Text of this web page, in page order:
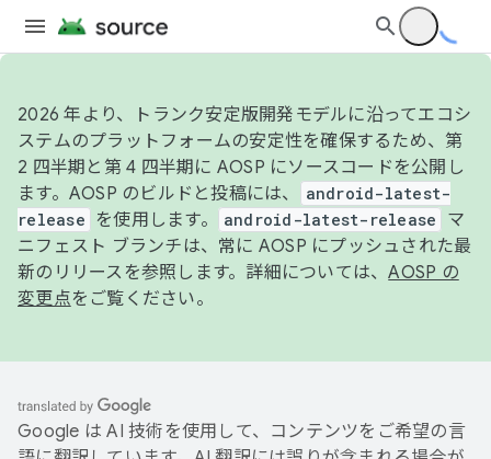
2026 年より、トランク安定版開発モデルに沿ってエコシ
ステムのプラットフォームの安定性を確保するため、第
2 四半期と第 4 四半期に AOSP にソースコードを公開し
ます。AOSP のビルドと投稿には、
android-latest-
release
を使用します。 android-latest-release
マ
ニフェスト ブランチは、常に AOSP にプッシュされた最
新のリリースを参照します。詳細については、AOSP の
変更点をご覧ください。
Google は AI 技術を使用して、コンテンツをご希望の言